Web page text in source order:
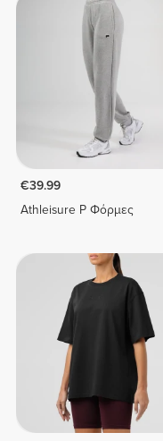
€39.99
Athleisure P Φόρμες